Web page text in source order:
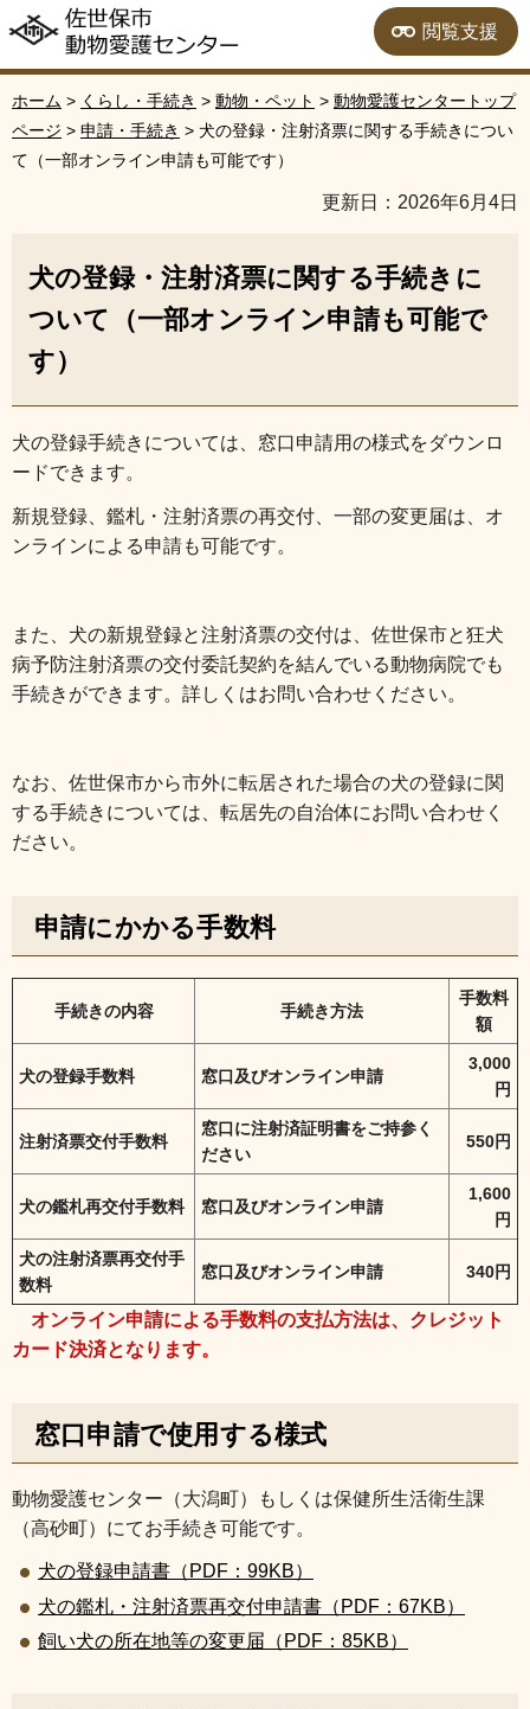
佐世保市動物愛護セン
ター
閲覧支援
ホーム > くらし・手続き > 動物・ペット > 動物愛護センタートップ
ページ > 申請・手続き > 犬の登録・注射済票に関する手続きについ
て（一部オンライン申請も可能です）
更新日：2026年6月4日
犬の登録・注射済票に関する手続きに
ついて（一部オンライン申請も可能で
す）
犬の登録手続きについては、窓口申請用の様式をダウンロ
ードできます。
新規登録、鑑札・注射済票の再交付、一部の変更届は、オ
ンラインによる申請も可能です。
また、犬の新規登録と注射済票の交付は、佐世保市と狂犬
病予防注射済票の交付委託契約を結んでいる動物病院でも
手続きができます。詳しくはお問い合わせください。
なお、佐世保市から市外に転居された場合の犬の登録に関
する手続きについては、転居先の自治体にお問い合わせく
ださい。
申請にかかる手数料
手続きの内容 手続き方法
手数料
額
犬の登録手数料 窓口及びオンライン申請
3,000
円
注射済票交付手数料
窓口に注射済証明書をご持参く
ださい
550円
犬の鑑札再交付手数料 窓口及びオンライン申請
1,600
円
犬の注射済票再交付手
数料
窓口及びオンライン申請 340円
オンライン申請による手数料の支払方法は、クレジット
カード決済となります。
窓口申請で使用する様式
動物愛護センター（大潟町）もしくは保健所生活衛生課
（高砂町）にてお手続き可能です。
犬の登録申請書（PDF：99KB）
犬の鑑札・注射済票再交付申請書（PDF：67KB）
飼い犬の所在地等の変更届（PDF：85KB）